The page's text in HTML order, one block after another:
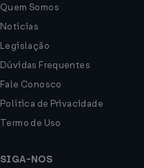
Quem Somos
Notícias
Legislação
Dúvidas Frequentes
Fale Conosco
Política de Privacidade
Termo de Uso
SIGA-NOS